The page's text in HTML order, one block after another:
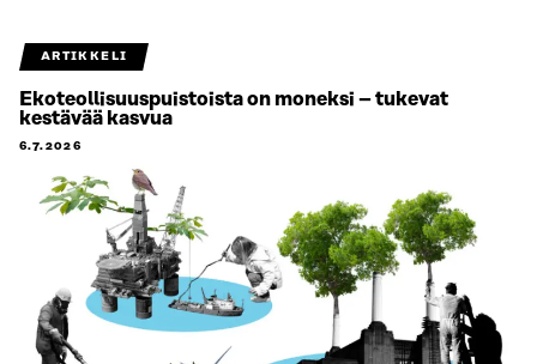
ARTIKKELI
Ekoteollisuuspuistoista on moneksi – tukevat
kestävää kasvua
6.7.2026